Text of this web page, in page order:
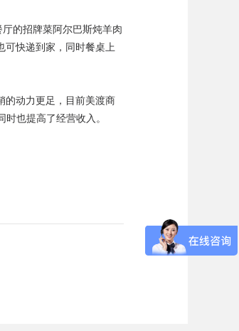
的招牌菜阿尔巴斯炖羊肉
可快递到家，同时餐桌上
的动力更足，目前美渡商
也提高了经营收入。